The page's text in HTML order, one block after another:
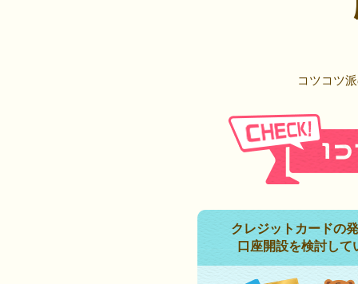
コツコツ
クレジットカードの
口座開設を検討して